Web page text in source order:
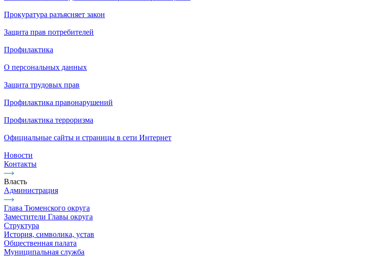
Прокуратура разъясняет закон
Защита прав потребителей
Профилактика
О персональных данных
Защита трудовых прав
Профилактика правонарушений
Профилактика терроризма
Официальные сайты и страницы в сети Интернет
Новости
Контакты
Власть
Администрация
Глава Тюменского округа
Заместители Главы округа
Структура
История, символика, устав
Общественная палата
Муниципальная служба